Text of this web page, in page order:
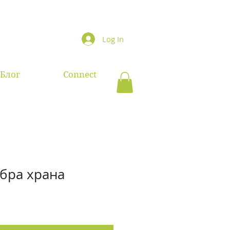
Log In
Блог Connect
храна